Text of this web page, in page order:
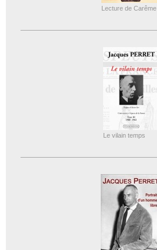
Lecture de Carême
Le vilain temps